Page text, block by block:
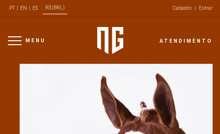
PT| EN ES R$ (BRL) Cadastro Entrar
ATENDIMENTO
MENU